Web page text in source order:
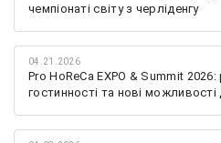
чемпіонаті світу з черліденгу
04.21.2026
Pro HoReCa EXPO & Summit 2026:
гостинності та нові можливості